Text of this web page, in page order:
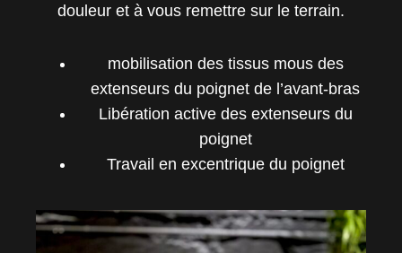
douleur et à vous remettre sur le terrain.
mobilisation des tissus mous des
extenseurs du poignet de l’avant-bras
Libération active des extenseurs du
poignet
Travail en excentrique du poignet